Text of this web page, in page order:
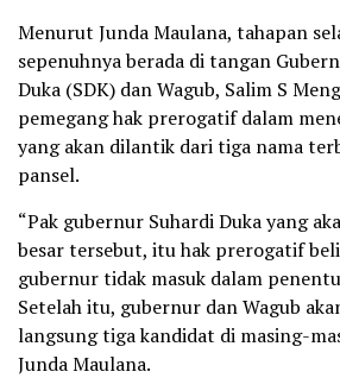
Menurut Junda Maulana, tahapan
sepenuhnya berada di tangan
Duka (SDK) dan Wagub, Salim S
pemegang hak prerogatif dalam
yang akan dilantik dari tiga nama
pansel.
“Pak gubernur Suhardi Duka yang
besar tersebut, itu hak prerogatif
gubernur tidak masuk dalam
Setelah itu, gubernur dan Wagub
langsung tiga kandidat di masing-
Junda Maulana.